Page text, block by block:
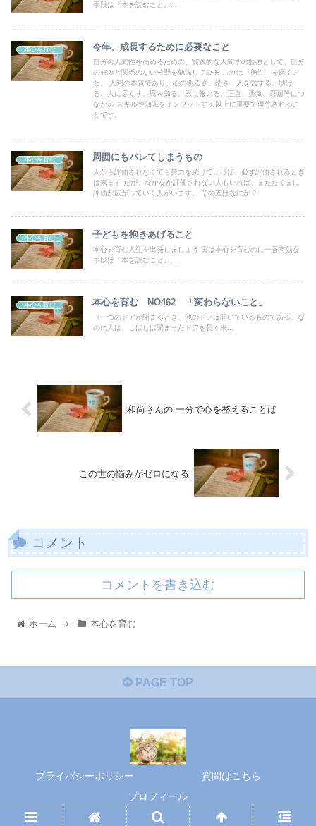
手段は『本を読むこと』...
本心を育む 今年、成長するために必要なこと
自分の人間性を高めるための、実践的な人間学の勉強として、自分
の好みと関係のない分野を勉強してみる これは「徳性」を磨くこ
と。 人間の本質であり、心の明るさ、清さ、人を愛する、助け
る、人に尽くす、恩を知る、恩に報いる、正直、勇気、忍耐等につ
ながる スキルや知識をインプットする以上に重要で優先されるこ
とです。
本心を育む 周囲にもバレてしまうもの
人から評価されなくても努力を続けていけば、必ず評価されるとき
は来ます だが、なかなか評価されない人もいれば、またたくまに
評価が広がっていく人がいます。 その差はなにか？
本心を育む 子どもを抱きあげること
本心を育む人生を出発しましょう 実は本心を育むのに一番有効な
手段は『本を読むこと』...
本心を育む 本心を育む NO462 「変わらないこと」
《一つのドアが閉まるとき、他のドアは開いているものである。な
のに人は、しばしば閉まったドアを長く未...
和尚さんの 一分で心を整えることば
この世の悩みがゼロになる
コメント
コメントを書き込む
ホーム 本心を育む
PAGE TOP
プライバシーポリシー
質問はこちら
プロフィール
© 2020 本心を育む.